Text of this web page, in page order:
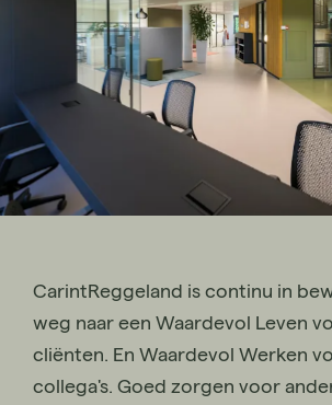
CarintReggeland is continu in
weg naar een Waardevol Leven
cliënten. En Waardevol Werken
collega's. Goed zorgen voor